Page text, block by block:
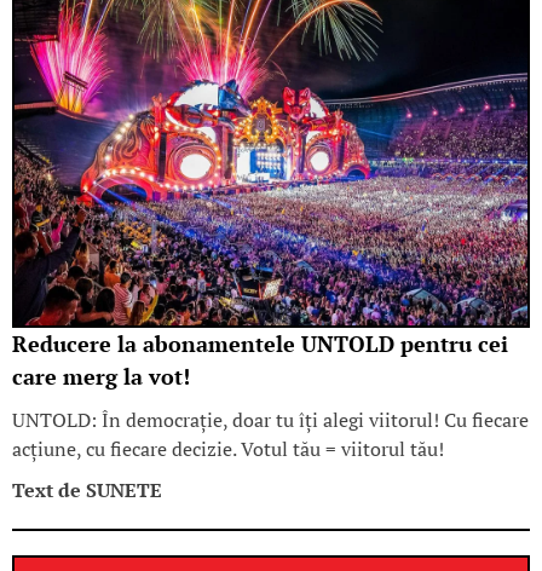
Reducere la abonamentele UNTOLD pentru cei
care merg la vot!
UNTOLD: În democrație, doar tu îți alegi viitorul! Cu fiecare
acțiune, cu fiecare decizie. Votul tău = viitorul tău!
Text de SUNETE